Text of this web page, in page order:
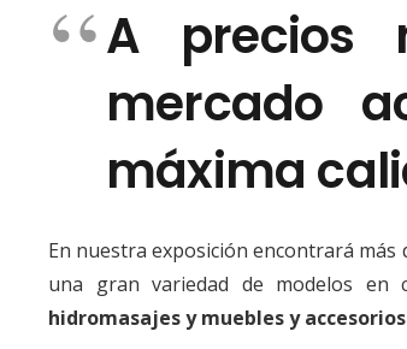
A precios
mercado
máxima
En nuestra exposición encontrará más
una gran variedad de modelos en
hidromasajes y muebles y